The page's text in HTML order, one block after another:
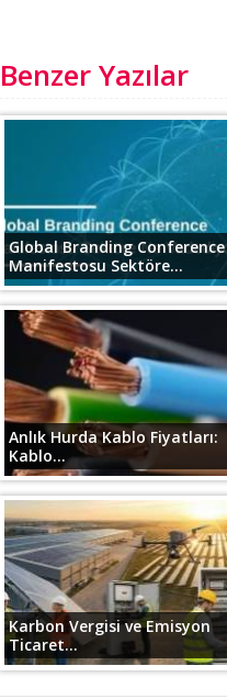
Benzer Yazılar
Global Branding Conference
Manifestosu Sektöre...
Anlık Hurda Kablo Fiyatları:
Kablo...
Karbon Vergisi ve Emisyon
Ticaret...